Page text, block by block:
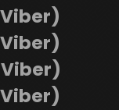
Viber)
Viber)
Viber)
Viber)